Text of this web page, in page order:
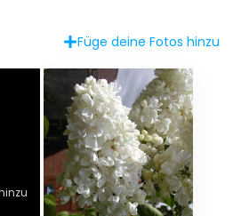
Füge deine Fotos hinzu